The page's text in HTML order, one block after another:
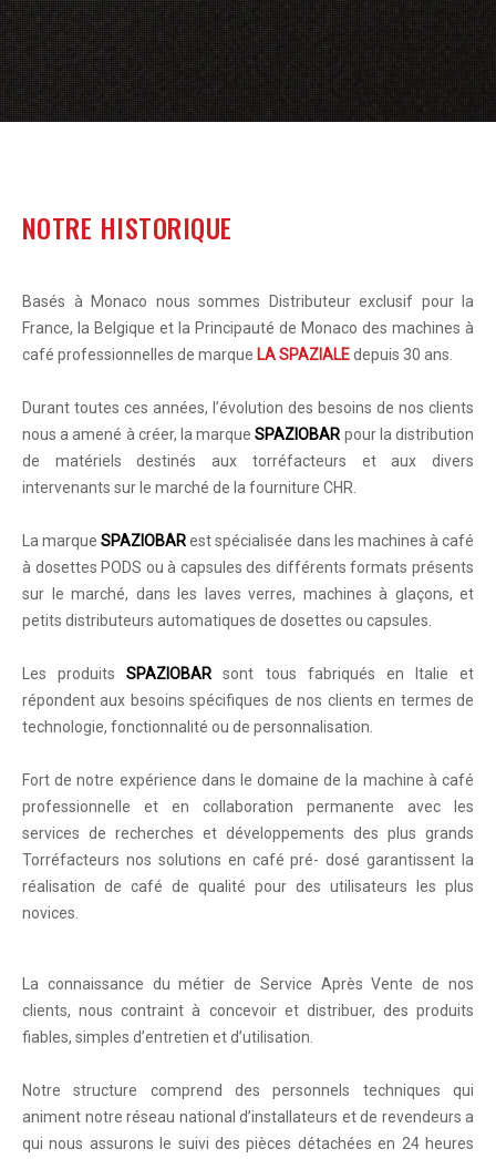
NOTRE HISTORIQUE
Basés à Monaco nous sommes Distributeur exclusif pour la
France, la Belgique et la Principauté de Monaco des machines à
café professionnelles de marque LA SPAZIALEdepuis 30 ans.
Durant toutes ces années, l’évolution des besoins de nos clients
nous a amené à créer, la marqueSPAZIOBAR pour la distribution
de matériels destinés aux torréfacteurs et aux divers
intervenants sur le marché de la fourniture CHR.
La marqueSPAZIOBARest spécialisée dans les machines à café
à dosettes PODS ou à capsules des différents formats présents
sur le marché, dans les laves verres, machines à glaçons, et
petits distributeurs automatiques de dosettes ou capsules.
Les produitsSPAZIOBAR sont tous fabriqués en Italie et
répondent aux besoins spécifiques de nos clients en termes de
technologie, fonctionnalité ou de personnalisation.
Fort de notre expérience dans le domaine de la machine à café
professionnelle et en collaboration permanente avec les
services de recherches et développements des plus grands
Torréfacteurs nos solutions en café pré- dosé garantissent la
réalisation de café de qualité pour des utilisateurs les plus
novices.
La connaissance du métier de Service Après Vente de nos
clients, nous contraint à concevoir et distribuer, des produits
fiables, simples d’entretien et d’utilisation.
Notre structure comprend des personnels techniques qui
animent notre réseau national d’installateurs et de revendeurs a
qui nous assurons le suivi des pièces détachées en 24 heures